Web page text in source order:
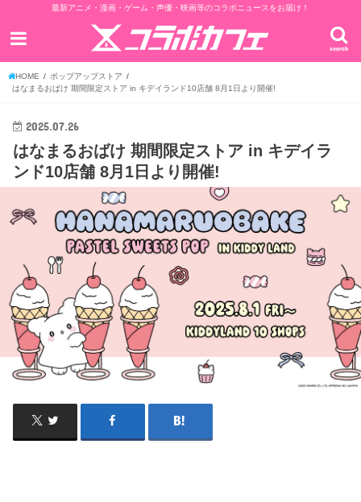
最新アニメ・漫画・ゲーム・声優・映画等のコラボニュースをお届け！
search
HOME
ポップアップストア
はなまるおばけ 期間限定ストア in キデイランド10店舗 8月1日より開催!
2025.07.26
はなまるおばけ 期間限定ストア in キデイラ
ンド10店舗 8月1日より開催!